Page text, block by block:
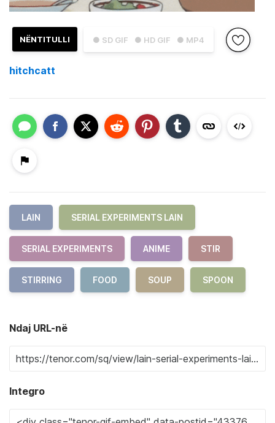
● SD GIF ● HD GIF ● MP4
NËNTITULLI
hitchcatt
LAIN SERIAL EXPERIMENTS LAIN
SERIAL EXPERIMENTS ANIME STIR
STIRRING FOOD SOUP SPOON
Ndaj URL-në
Integro